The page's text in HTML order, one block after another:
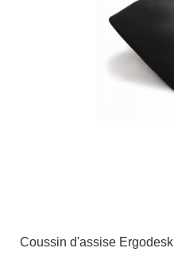
Coussin d'assise Ergodesk